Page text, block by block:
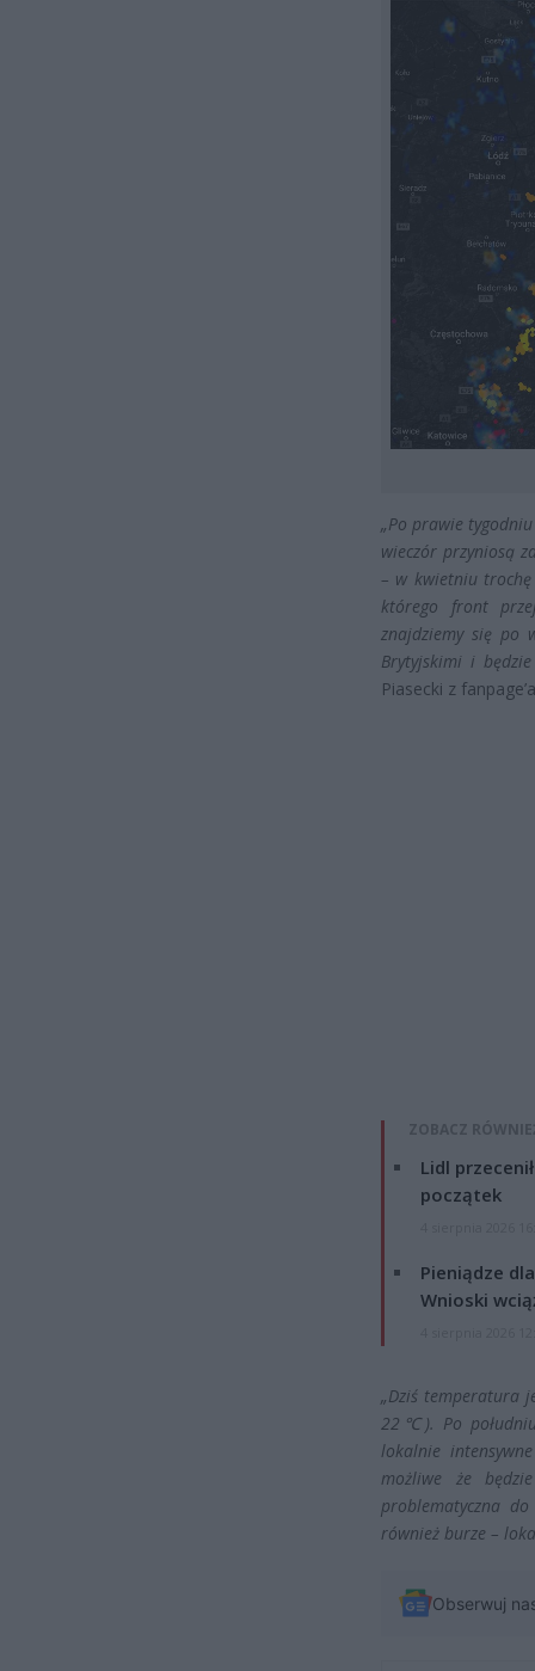
„Po prawie
wieczór przyniosą
– w kwietniu
którego front
znajdziemy się po
Brytyjskimi i
Piasecki z
ZOBACZ
Lidl
początek
Pieniądze
Wnioski
„Dziś temperatura
22℃). Po
lokalnie
możliwe że
problematyczna
również burze –
Obserwuj